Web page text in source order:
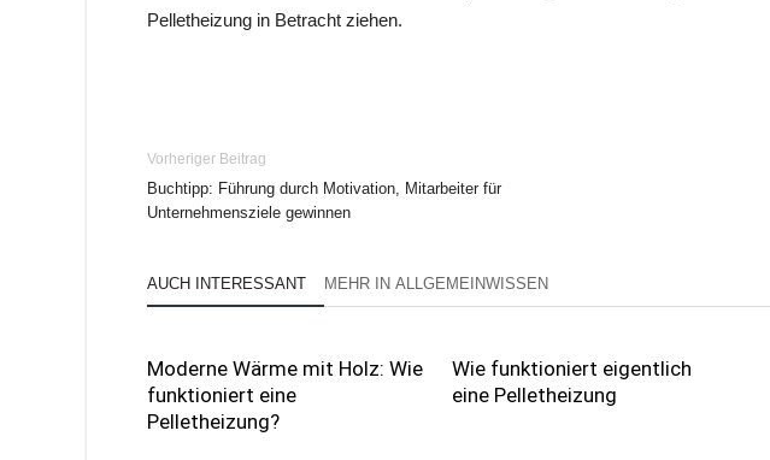
Pelletheizung in Betracht ziehen.
Vorheriger Beitrag
Buchtipp: Führung durch Motivation, Mitarbeiter für
Unternehmensziele gewinnen
AUCH INTERESSANT MEHR IN ALLGEMEINWISSEN
Moderne Wärme mit Holz: Wie
funktioniert eine
Pelletheizung?
Wie funktioniert eigentlich
eine Pelletheizung